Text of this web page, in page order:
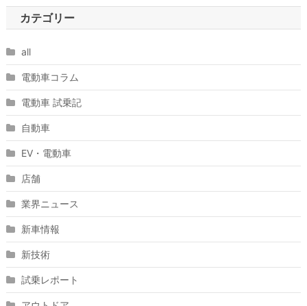
カテゴリー
all
電動車コラム
電動車 試乗記
自動車
EV・電動車
店舗
業界ニュース
新車情報
新技術
試乗レポート